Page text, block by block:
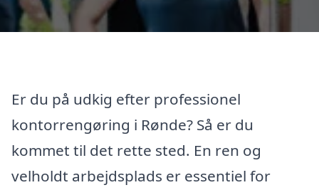
Er du på udkig efter professionel
kontorrengøring i Rønde? Så er du
kommet til det rette sted. En ren og
velholdt arbejdsplads er essentiel for